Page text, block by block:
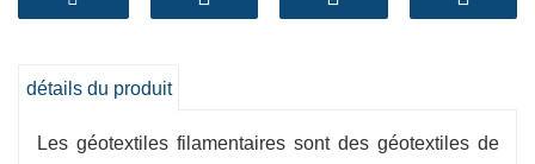
de voies publiques, les murs de protection et les
robuste assure une séparation et une stabilité
des infrastructures tout en favorisant le
détails du produit
Les géotextiles filamentaires sont des géotextiles de